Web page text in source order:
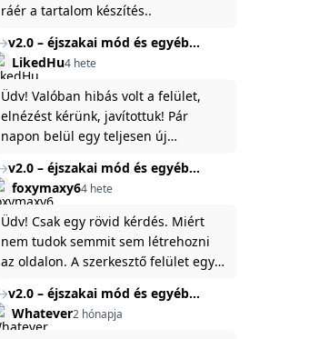
ráér a tartalom készítés..
v2.0 – éjszakai mód és egyéb
fejlesztések
LikedHu4 hete
Üdv! Valóban hibás volt a felület,
elnézést kérünk, javítottuk! Pár
napon belül egy teljesen új
weboldal legújabb, 3.0-ás verzióját,
és vélhetően ez zavart be kicsit.Egy
baráti megjegyzés: ha nem fontos
és tud várni néhány napot a
tartalom, amit készíteni
szeretnél, inkább várj néhány napot,
mert ég és föld lesz a különbség a
jelenlegi rendszer és az új között -
v2.0 – éjszakai mód és egyéb
fejlesztések
foxymaxy64 hete
Üdv! Csak egy rövid kérdés. Miért
nem tudok semmit sem létrehozni
az oldalon. A szerkesztő felület egy
Köszönöm ha válaszoltok.
v2.0 – éjszakai mód és egyéb
fejlesztések
Whatever2 hónapja